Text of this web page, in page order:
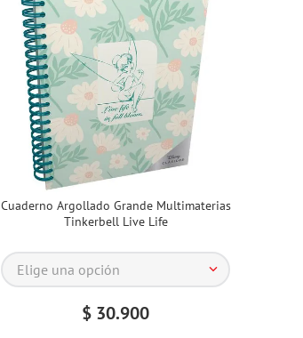
Cuaderno Argollado Grande Multimaterias
Tinkerbell Live Life
Elige una opción
$ 30.900